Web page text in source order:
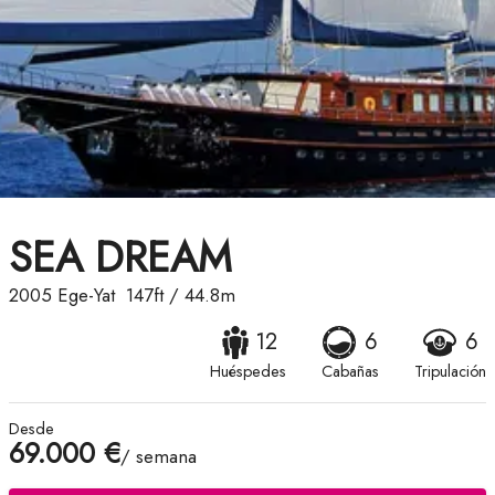
SEA DREAM
2005 Ege-Yat 147ft/ 44.8m
12
Huéspedes
6
Cabañas
6
Tripulación
Desde
69.000 €/ semana